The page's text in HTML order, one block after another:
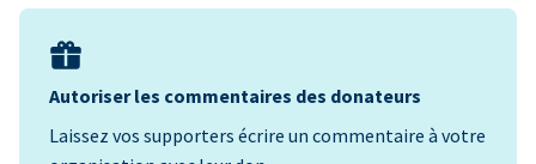
Autoriser les commentaires des donateurs
Laissez vos supporters écrire un commentaire à votre